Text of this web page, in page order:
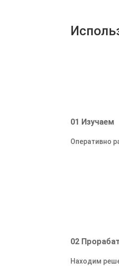
01 Изучаем
Оперативно
02
Находим